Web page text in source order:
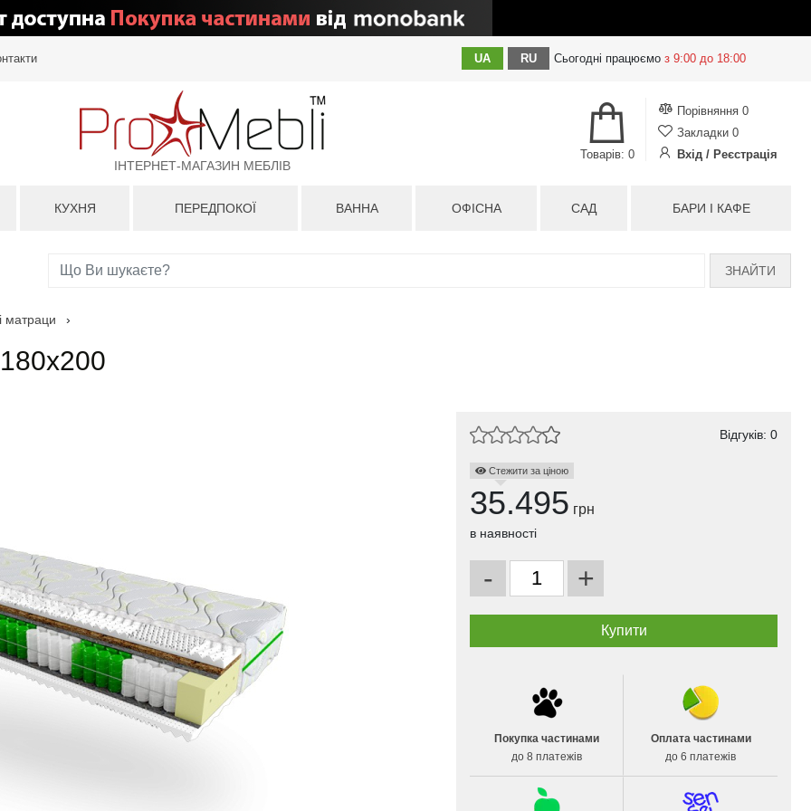
UA RU Сьогодні працюємо з 9:00 до 18:00
ІНТЕРНЕТ-МАГАЗИН МЕБЛІВ
Порівняння 0
Закладки 0
Вхід / Реєстрація
Товарів: 0
КУХНЯ ПЕРЕДПОКОЇ ВАННА ОФІСНА САД БАРИ І КАФЕ
ЗНАЙТИ
матраци ›
Відгуків: 0
Стежити за ціною
35.495 грн
в наявності
- +
Покупка частинами
до 8 платежів
Оплата частинами
до 6 платежів